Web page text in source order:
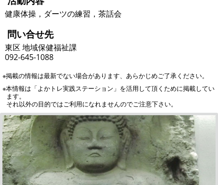
健康体操，ダーツの練習，茶話会
問い合せ先
東区 地域保健福祉課
092-645-1088
※掲載の情報は最新でない場合があります、あらかじめご了承ください。
※本情報は「よかトレ実践ステーション」を活用して頂くために掲載してい
ます。
それ以外の目的ではご利用になれませんのでご注意下さい。